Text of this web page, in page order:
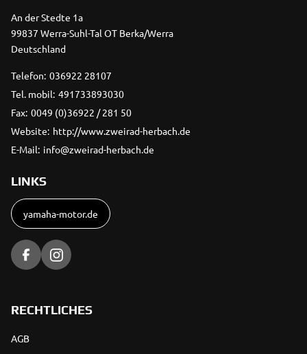
An der Stedte 1a
99837 Werra-Suhl-Tal OT Berka/Werra
Deutschland
Telefon: 036922 28107
Tel. mobil: 491733893030
Fax: 0049 (0)36922 / 281 50
Website: http://www.zweirad-herbach.de
E-Mail: info@zweirad-herbach.de
LINKS
yamaha-motor.de
RECHTLICHES
AGB